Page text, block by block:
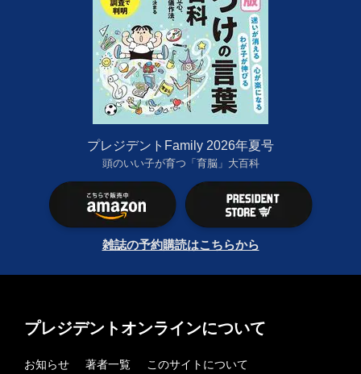
プレジデントFamily 2026年夏号
頭のいい子が育つ「育脳」大百科
雑誌の予約購読はこちらから
プレジデントオンラインについて
お知らせ 著者一覧
このサイトについて